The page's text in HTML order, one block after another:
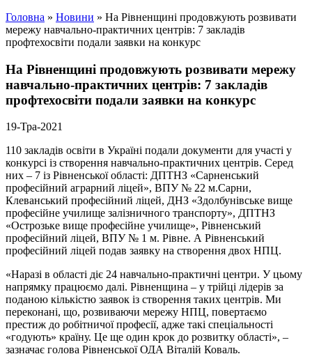
Головна » Новини » На Рівненщині продовжують розвивати
мережу навчально-практичних центрів: 7 закладів
профтехосвіти подали заявки на конкурс
На Рівненщині продовжують розвивати мережу
навчально-практичних центрів: 7 закладів
профтехосвіти подали заявки на конкурс
19-Тра-2021
110 закладів освіти в Україні подали документи для участі у
конкурсі із створення навчально-практичних центрів. Серед
них – 7 із Рівненської області: ДПТНЗ «Сарненський
професійний аграрний ліцей», ВПУ № 22 м.Сарни,
Клеванський професійний ліцей, ДНЗ «Здолбунівське вище
професійне училище залізничного транспорту», ДПТНЗ
«Острозьке вище професійне училище», Рівненський
професійний ліцей, ВПУ № 1 м. Рівне. А Рівненський
професійний ліцей подав заявку на створення двох НПЦ.
«Наразі в області діє 24 навчально-практичні центри. У цьому
напрямку працюємо далі. Рівненщина – у трійці лідерів за
поданою кількістю заявок із створення таких центрів. Ми
переконані, що, розвиваючи мережу НПЦ, повертаємо
престиж до робітничої професії, адже такі спеціальності
«годують» країну. Це ще один крок до розвитку області», –
зазначає голова Рівненської ОДА Віталій Коваль.